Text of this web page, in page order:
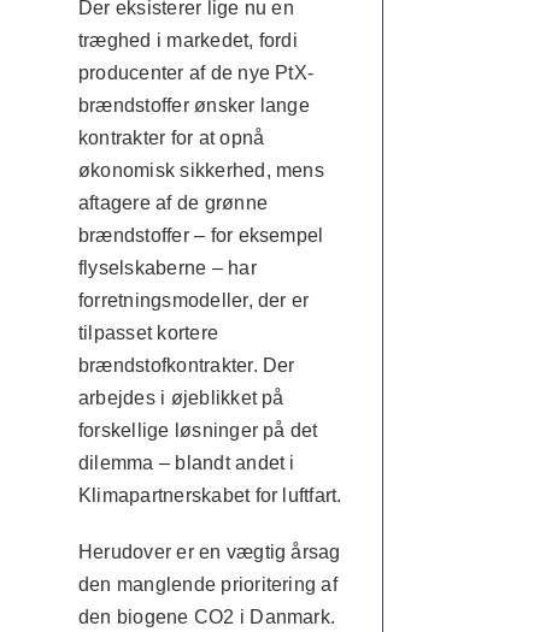
Der eksisterer lige nu en
træghed i markedet, fordi
producenter af de nye PtX-
brændstoffer ønsker lange
kontrakter for at opnå
økonomisk sikkerhed, mens
aftagere af de grønne
brændstoffer – for eksempel
flyselskaberne – har
forretningsmodeller, der er
tilpasset kortere
brændstofkontrakter. Der
arbejdes i øjeblikket på
forskellige løsninger på det
dilemma – blandt andet i
Klimapartnerskabet for luftfart.
Herudover er en vægtig årsag
den manglende prioritering af
den biogene CO2 i Danmark.